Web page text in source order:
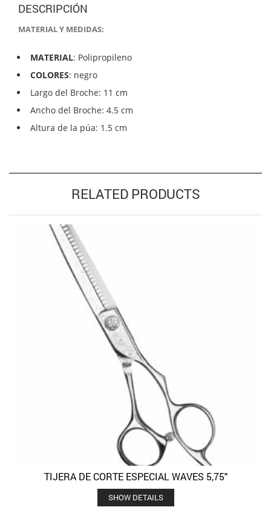
DESCRIPCIÓN
MATERIAL Y MEDIDAS:
MATERIAL: Polipropileno
COLORES: negro
Largo del Broche: 11 cm
Ancho del Broche: 4.5 cm
Altura de la púa: 1.5 cm
RELATED PRODUCTS
TIJERA DE CORTE ESPECIAL WAVES 5,75″
SHOW DETAILS